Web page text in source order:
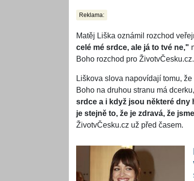
Reklama:
Matěj Liška oznámil rozchod
celé mé srdce, ale já to tvé ne,"
Boho rozchod pro ŽivotvČesku.cz.
Liškova slova napovídají tomu,
Boho na druhou stranu má
srdce a i když jsou některé dny
je stejně to, že je zdravá, že
ŽivotvČesku.cz už před časem.